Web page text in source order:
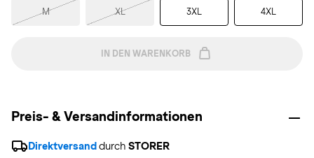
M XL 3XL 4XL
IN DEN WARENKORB
Preis- & Versandinformationen
Direktversand durch STORER